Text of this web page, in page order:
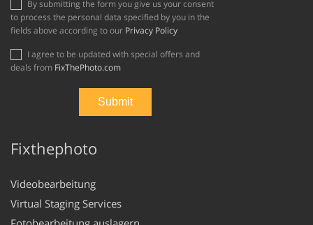
to process the personal data specified by you in the
fields above according to our Privacy Policy
deals from FixThePhoto.com
Fixthephoto
Videobearbeitung
Virtual Staging Services